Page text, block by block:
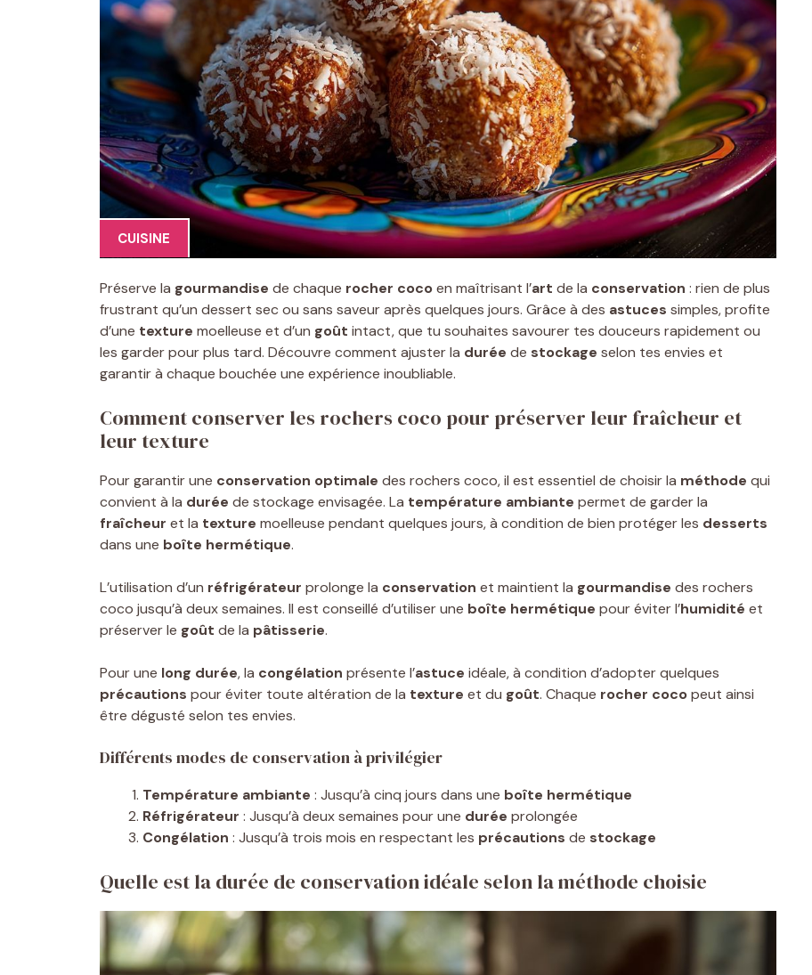
CUISINE
Préserve la gourmandise de chaque rocher cocoen maîtrisant l’art de la conservation : rien de plus
frustrant qu’un dessert sec ou sans saveur après quelques jours. Grâce à des astuces simples, profite
d’une texture moelleuse et d’un goût intact, que tu souhaites savourer tes douceurs rapidement ou
les garder pour plus tard. Découvre comment ajuster la durée de stockage selon tes envies et
garantir à chaque bouchée une expérience inoubliable.
Comment conserver les rochers coco pour préserver leur fraîcheur et
leur texture
Pour garantir une conservation optimale des rochers coco, il est essentiel de choisir la méthode qui
convient à la durée de stockage envisagée. La température ambiante permet de garder la
fraîcheur et la texture moelleuse pendant quelques jours, à condition de bien protéger les desserts
dans une boîte hermétique.
L’utilisation d’un réfrigérateur prolonge la conservation et maintient la gourmandise des rochers
coco jusqu’à deux semaines. Il est conseillé d’utiliser une boîte hermétique pour éviter l’humidité et
préserver le goût de la pâtisserie.
Pour une long durée, la congélation présente l’astuce idéale, à condition d’adopter quelques
précautions pour éviter toute altération de la texture et du goût. Chaque rocher cocopeut ainsi
être dégusté selon tes envies.
Différents modes de conservation à privilégier
Température ambiante : Jusqu’à cinq jours dans une boîte hermétique
Réfrigérateur : Jusqu’à deux semaines pour une durée prolongée
Congélation : Jusqu’à trois mois en respectant les précautions de stockage
Quelle est la durée de conservation idéale selon la méthode choisie